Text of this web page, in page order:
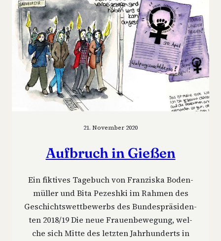
21. November 2020
Auf­bruch in Gießen
Ein fik­ti­ves Tage­buch von Fran­zis­ka Boden­
mül­ler und Bita Peze­sh­ki im Rah­men des
Geschichts­wett­be­werbs des Bun­des­prä­si­den­
ten 2018/19 Die neue Frau­en­be­we­gung, wel­
che sich Mit­te des letz­ten Jahr­hun­derts in